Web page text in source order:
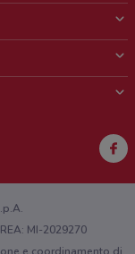
MI-2029270